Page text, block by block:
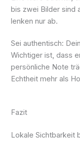
bis zwei Bilder sind
lenken nur ab.
Sei authentisch:
Wichtiger ist, dass
persönliche Note
Echtheit mehr als
Fazit
Lokale Sichtbarkeit